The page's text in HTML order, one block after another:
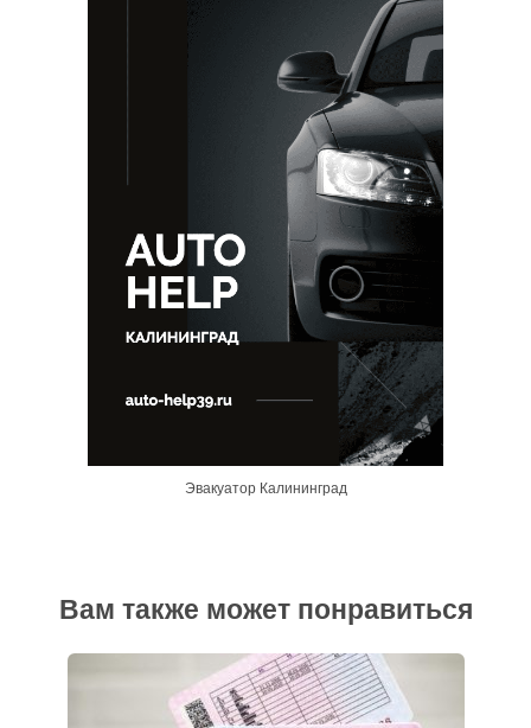
Эвакуатор Калининград
Вам также может понравиться